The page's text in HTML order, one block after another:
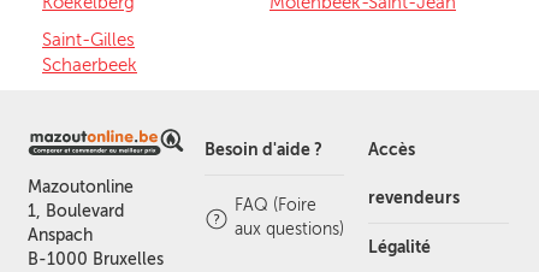
Saint-Gilles
Schaerbeek
Mazoutonline
1, Boulevard
Anspach
B-1000 Bruxelles
Besoin d'aide ?
FAQ (Foire
aux questions)
Accès
revendeurs
Légalité